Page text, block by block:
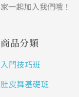
家一起加入我們哦！
商品分類
入門技巧班
肚皮舞基礎班